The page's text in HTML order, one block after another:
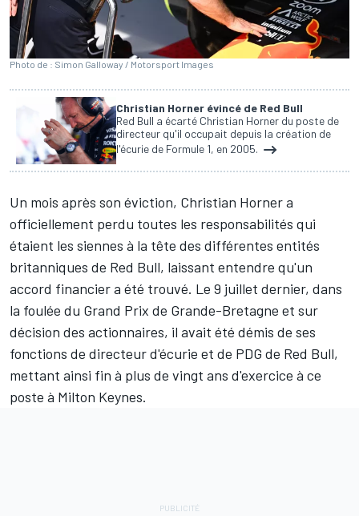
Photo de : Simon Galloway / Motorsport Images
Christian Horner évincé de Red Bull
Red Bull a écarté Christian Horner du poste de
directeur qu'il occupait depuis la création de
l'écurie de Formule 1, en 2005.
Un mois après son éviction, Christian Horner a
officiellement perdu toutes les responsabilités qui
étaient les siennes à la tête des différentes entités
britanniques de Red Bull, laissant entendre qu'un
accord financier a été trouvé. Le 9 juillet dernier, dans
la foulée du Grand Prix de Grande-Bretagne et sur
décision des actionnaires, il avait été démis de ses
fonctions de directeur d'écurie et de PDG de Red Bull,
mettant ainsi fin à plus de vingt ans d'exercice à ce
poste à Milton Keynes.